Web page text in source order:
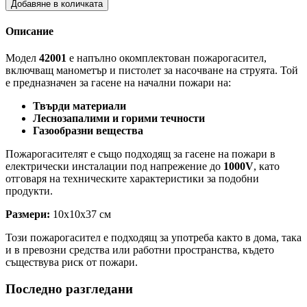
Добавяне в количката
Описание
Модел 42001 е напълно окомплектован пожарогасител,
включващ манометър и пистолет за насочване на струята. Той
е предназначен за гасене на начални пожари на:
Твърди материали
Леснозапалими и горими течности
Газообразни вещества
Пожарогасителят е също подходящ за гасене на пожари в
електрически инсталации под напрежение до 1000V, като
отговаря на техническите характеристики за подобни
продукти.
Размери: 10x10x37 см
Този пожарогасител е подходящ за употреба както в дома, така
и в превозни средства или работни пространства, където
съществува риск от пожари.
Последно разгледани